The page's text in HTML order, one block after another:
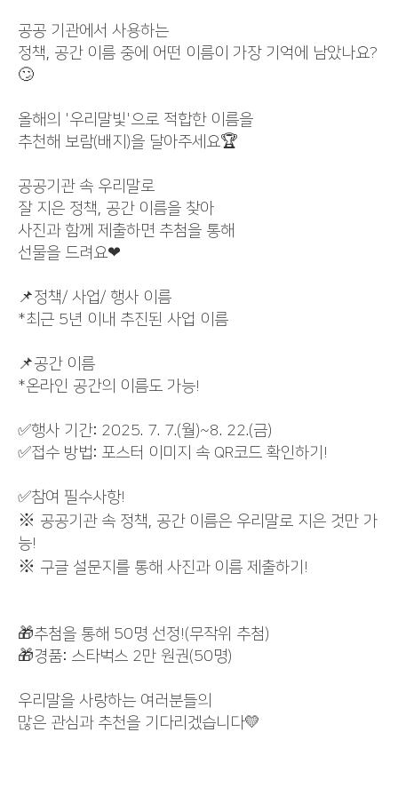
공공 기관에서 사용하는
정책, 공간 이름 중에 어떤 이름이 가장 기억에 남았나요?
🙄
올해의 '우리말빛'으로 적합한 이름을
추천해 보람(배지)을 달아주세요🏆
공공기관 속 우리말로
잘 지은 정책, 공간 이름을 찾아
사진과 함께 제출하면 추첨을 통해
선물을 드려요❤
📌정책/ 사업/ 행사 이름
*최근 5년 이내 추진된 사업 이름
📌공간 이름
*온라인 공간의 이름도 가능!
✅행사 기간: 2025. 7. 7.(월)~8. 22.(금)
✅접수 방법: 포스터 이미지 속 QR코드 확인하기!
✅참여 필수사항!
※ 공공기관 속 정책, 공간 이름은 우리말로 지은 것만 가
능!
※ 구글 설문지를 통해 사진과 이름 제출하기!
🎁추첨을 통해 50명 선정!(무작위 추첨)
🎁경품: 스타벅스 2만 원권(50명)
우리말을 사랑하는 여러분들의
많은 관심과 추천을 기다리겠습니다💛